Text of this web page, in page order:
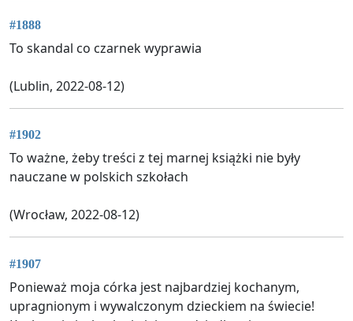
#1888
To skandal co czarnek wyprawia
(Lublin, 2022-08-12)
#1902
To ważne, żeby treści z tej marnej książki nie były
nauczane w polskich szkołach
(Wrocław, 2022-08-12)
#1907
Ponieważ moja córka jest najbardziej kochanym,
upragnionym i wywalczonym dzieckiem na świecie!